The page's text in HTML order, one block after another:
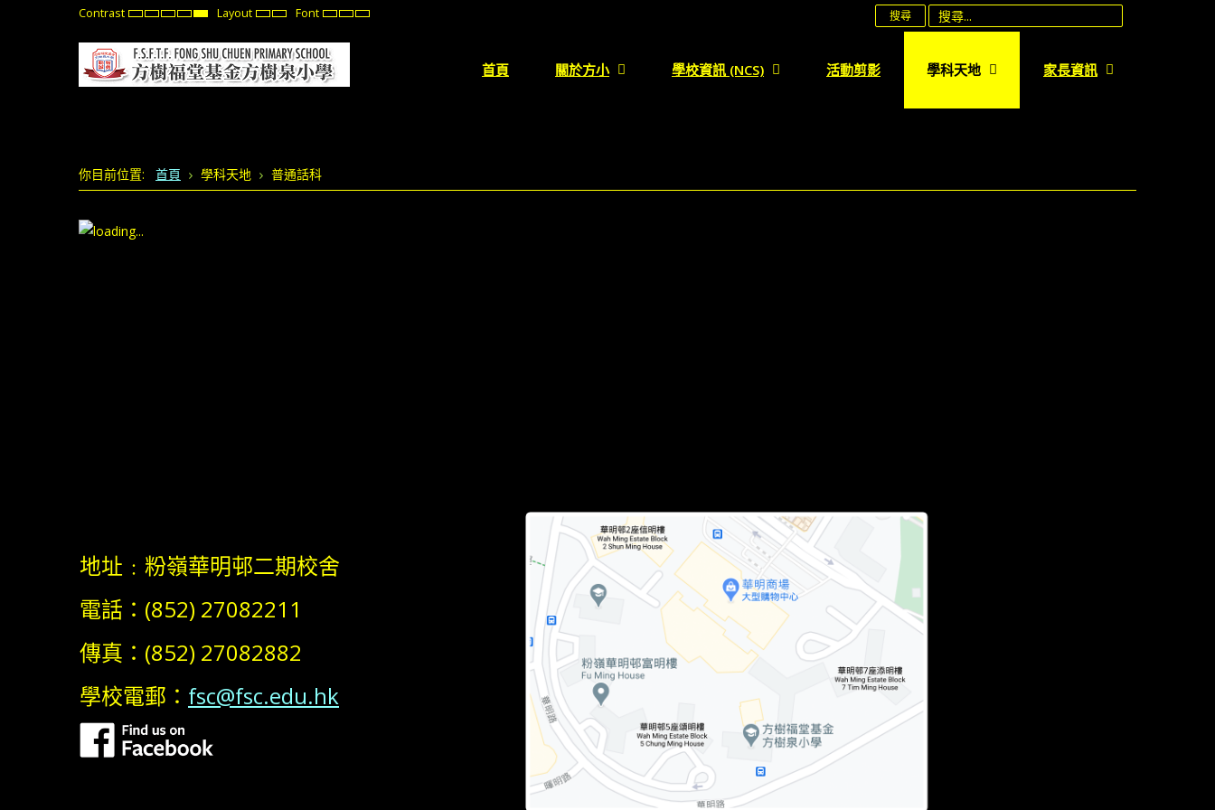
Contrast Default
NightHigh
Black
White
mode
High
Black
Yellow
mode
High
Yellow
Black
mode
Layout FixedWideFont Set
Font
Set
Font
Set 搜尋
首頁 關於方小 學校資訊 (NCS) 活動剪影 學科天地 家長資訊
你目前位置: 首頁 學科天地 普通話科
地址﹕粉嶺華明邨二期校舍
電話：(852) 27082211
傳真：(852) 27082882
學校電郵： fsc@fsc.edu.hk